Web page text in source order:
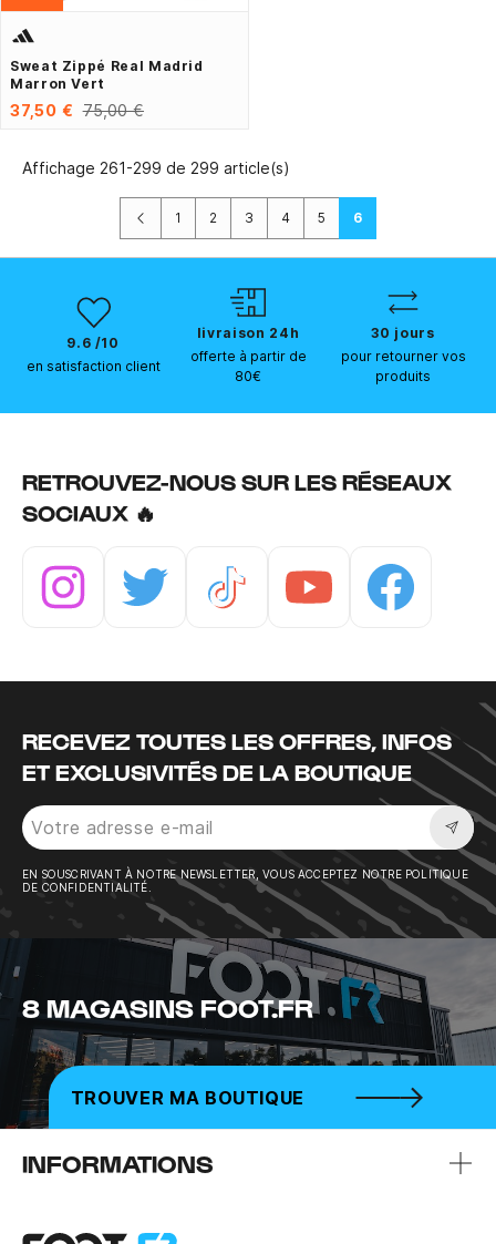
Sweat Zippé Real Madrid
Marron Vert
37,50 € 75,00 €
Affichage 261-299 de 299 article(s)
Précédent
1 2 3 4 5 6
9.6 /10
en satisfaction client
livraison 24h
offerte à partir de
80€
30 jours
pour retourner vos
produits
RETROUVEZ-NOUS SUR LES RÉSEAUX
SOCIAUX 🔥
RECEVEZ TOUTES LES OFFRES, INFOS
ET EXCLUSIVITÉS DE LA BOUTIQUE
EN SOUSCRIVANT À NOTRE NEWSLETTER, VOUS ACCEPTEZ NOTRE POLITIQUE
DE CONFIDENTIALITÉ.
8 MAGASINS FOOT.FR
TROUVER MA BOUTIQUE
INFORMATIONS